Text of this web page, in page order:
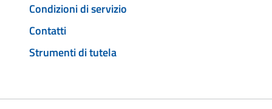
Condizioni di servizio
Contatti
Strumenti di tutela